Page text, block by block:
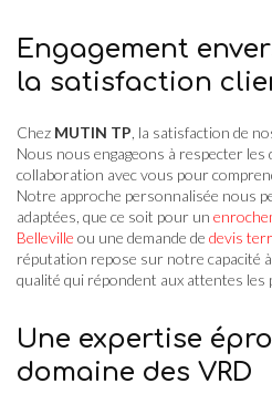
Engagement
la satisfaction
Chez MUTIN TP , la satisfaction de
Nous nous engageons à respecter
collaboration avec vous pour
Notre approche personnalisée nous
adaptées, que ce soit pour un
Belleville ou une demande de devis
réputation repose sur notre capacité
qualité qui répondent aux attentes les
Une expertise
domaine des VRD